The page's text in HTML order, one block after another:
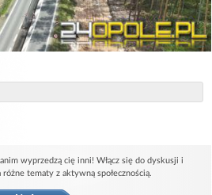
wyprzedzą cię inni! Włącz się do dyskusji i
tematy z aktywną społecznością.